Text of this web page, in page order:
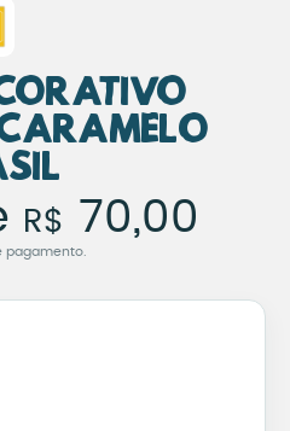
R$ 70,00
pagamento.